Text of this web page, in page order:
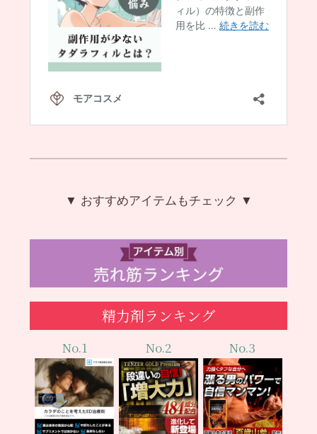
▼ おすすめアイテムもチェック ▼
精力剤ランキング
No.1 No.2 No.3